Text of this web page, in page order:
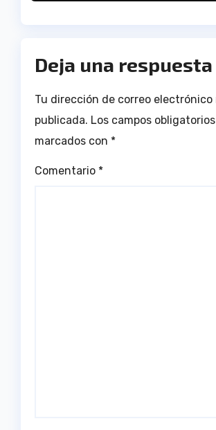
Deja una respuesta
Tu dirección de correo electrónico
publicada. Los campos
marcados con *
Comentario *